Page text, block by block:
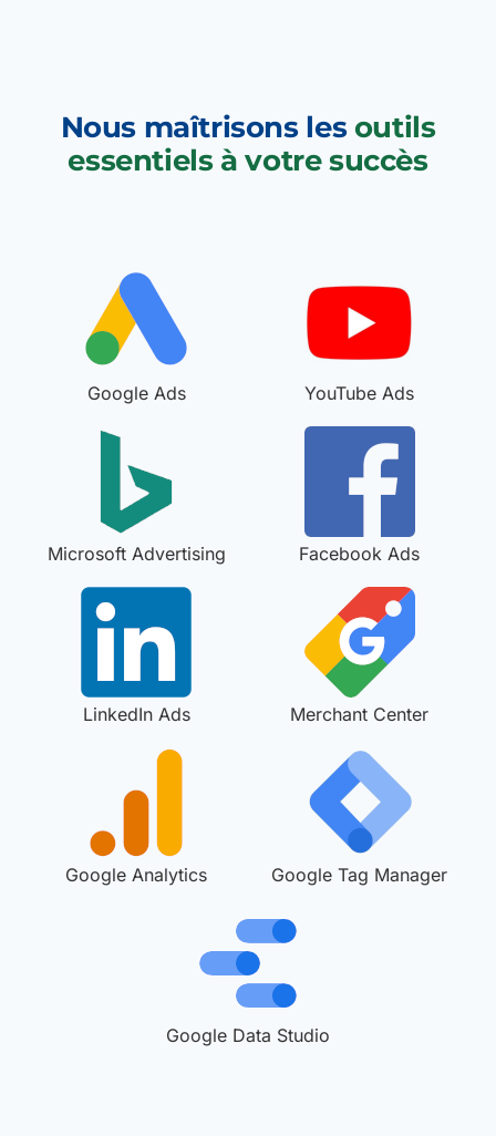
Nous maîtrisons les outils
essentiels à votre succès
Google Ads YouTube Ads
Microsoft Advertising Facebook Ads
LinkedIn Ads Merchant Center
Google Analytics Google Tag Manager
Google Data Studio